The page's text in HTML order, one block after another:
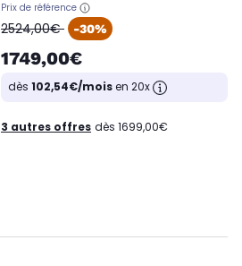
Prix de référence
oldPrice
2524,00€ -30%
1749,00€
dès 102,54€/moisen 20x
3 autres offres dès 1699,00€